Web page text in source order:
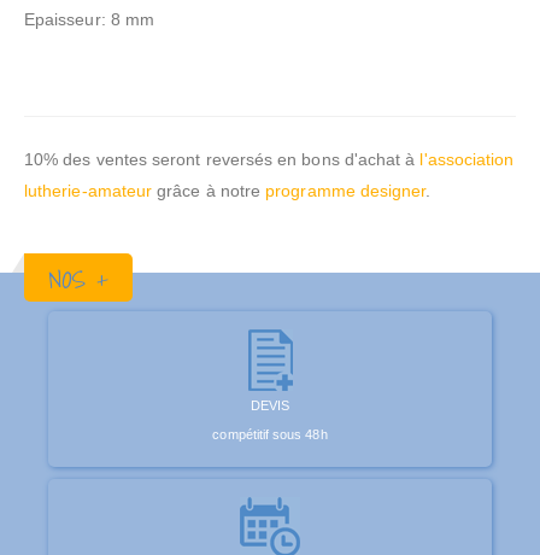
Epaisseur: 8 mm
10% des ventes seront reversés en bons d'achat à l'association
lutherie-amateur grâce à notre programme designer.
NOS +
DEVIS
compétitif sous 48h